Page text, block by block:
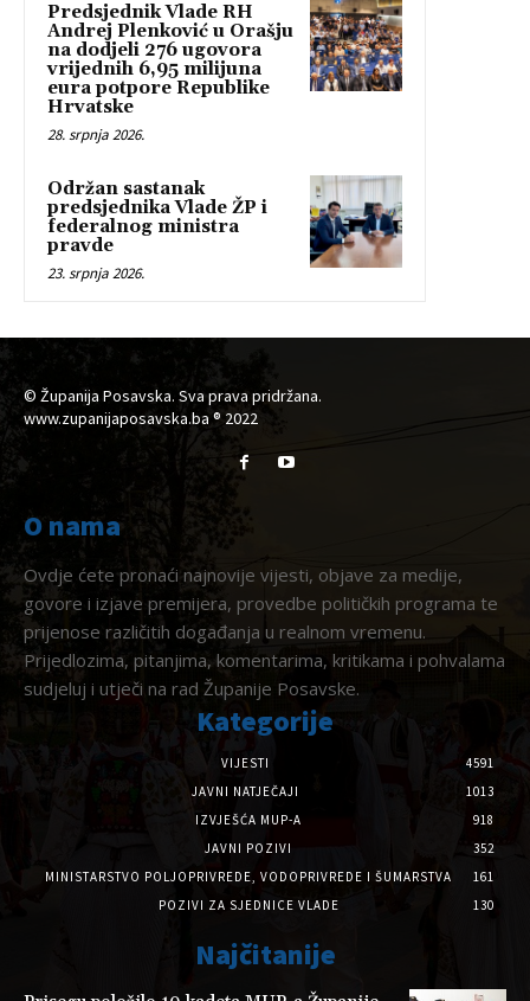
Predsjednik Vlade RH
Andrej Plenković u Orašju
na dodjeli 276 ugovora
vrijednih 6,95 milijuna
eura potpore Republike
Hrvatske
28. srpnja 2026.
Održan sastanak
predsjednika Vlade ŽP i
federalnog ministra
pravde
23. srpnja 2026.
© Županija Posavska. Sva prava pridržana.
www.zupanijaposavska.ba ® 2022
O nama
Ovdje ćete pronaći najnovije vijesti, objave za medije,
govore i izjave premijera, provedbe političkih programa te
prijenose različitih događanja u realnom vremenu.
Prijedlozima, pitanjima, komentarima, kritikama i pohvalama
sudjeluj i utječi na rad Županije Posavske.
Kategorije
VIJESTI
4591
JAVNI NATJEČAJI
1013
IZVJEŠĆA MUP-A
918
JAVNI POZIVI
352
MINISTARSTVO POLJOPRIVREDE, VODOPRIVREDE I ŠUMARSTVA
161
POZIVI ZA SJEDNICE VLADE
130
Najčitanije